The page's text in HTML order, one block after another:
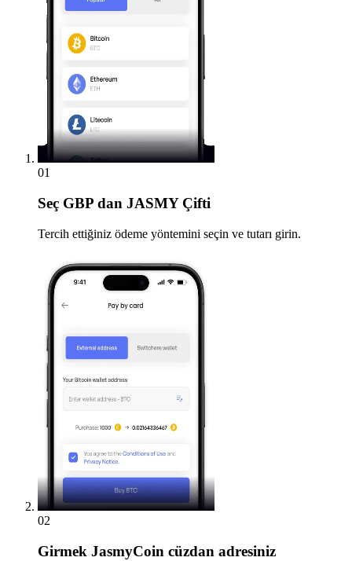
01
Seç GBP dan JASMY Çifti
Tercih ettiğiniz ödeme yöntemini seçin ve tutarı girin.
02
Girmek JasmyCoin cüzdan adresiniz